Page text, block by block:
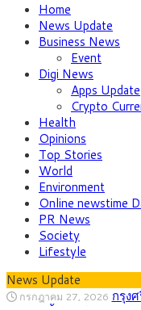
Home
News Update
Business News
Event
Digi News
Apps Update
Crypto
Health
Opinions
Top Stories
World
Environment
Online newstime
PR News
Society
Lifestyle
News Update
กรกฎาคม 27, 2026 กรุง